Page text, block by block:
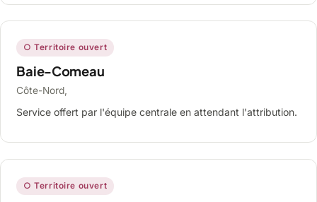
○ Territoire ouvert
Baie-Comeau
Côte-Nord,
Service offert par l'équipe centrale en attendant l'attribution.
○ Territoire ouvert